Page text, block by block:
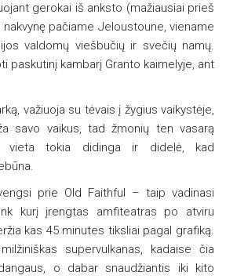
gerokai iš anksto (mažiausiai prieš
pačiame Jeloustoune, viename
valdomų viešbučių ir svečių namų.
paskutinį kambarį Granto kaimelyje, ant
važiuoja su tėvais į žygius vaikystėje,
savo vaikus, tad žmonių ten vasarą
vieta tokia didinga ir didelė, kad
prie Old Faithful – taip vadinasi
kurį įrengtas amfiteatras po atviru
kas 45 minutes tiksliai pagal grafiką.
supervulkanas, kadaise čia
o dabar snaudžiantis iki kito